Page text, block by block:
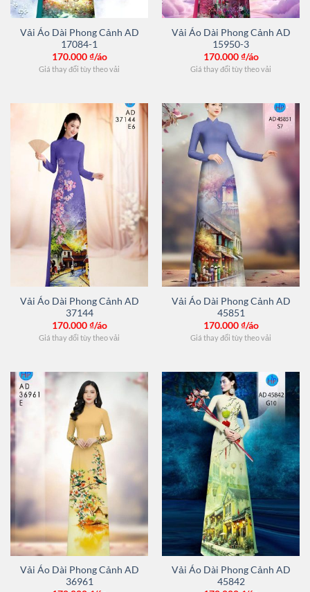
Vải Áo Dài Phong Cảnh AD
17084-1
170.000₫/áo
Giá thay đổi tùy theo vải
Vải Áo Dài Phong Cảnh AD
15950-3
170.000₫/áo
Giá thay đổi tùy theo vải
Vải Áo Dài Phong Cảnh AD
37144
170.000₫/áo
Giá thay đổi tùy theo vải
Vải Áo Dài Phong Cảnh AD
45851
170.000₫/áo
Giá thay đổi tùy theo vải
Vải Áo Dài Phong Cảnh AD
36961
Vải Áo Dài Phong Cảnh AD
45842